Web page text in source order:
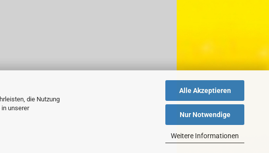
die Nutzung
unserer
Alle Akzeptieren
Nur Notwendige
Weitere Informationen